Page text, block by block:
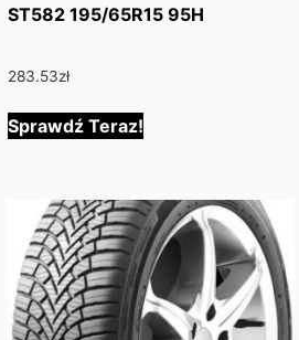
ST582 195/65R15 95H
283.53zł
Sprawdź Teraz!